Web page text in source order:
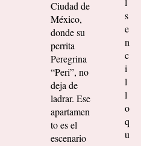
Ciudad de
México,
donde su
perrita
Peregrina
“Peri”, no
deja de
ladrar. Ese
apartamen
to es el
escenario
s
e
n
c
i
l
l
o
q
u